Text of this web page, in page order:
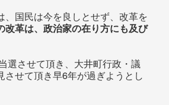
、国民は今を良しとせず、改革を
改革は、政治家の在り方にも及び
選させて頂き、大井町行政・議
させて頂き早6年が過ぎようとし